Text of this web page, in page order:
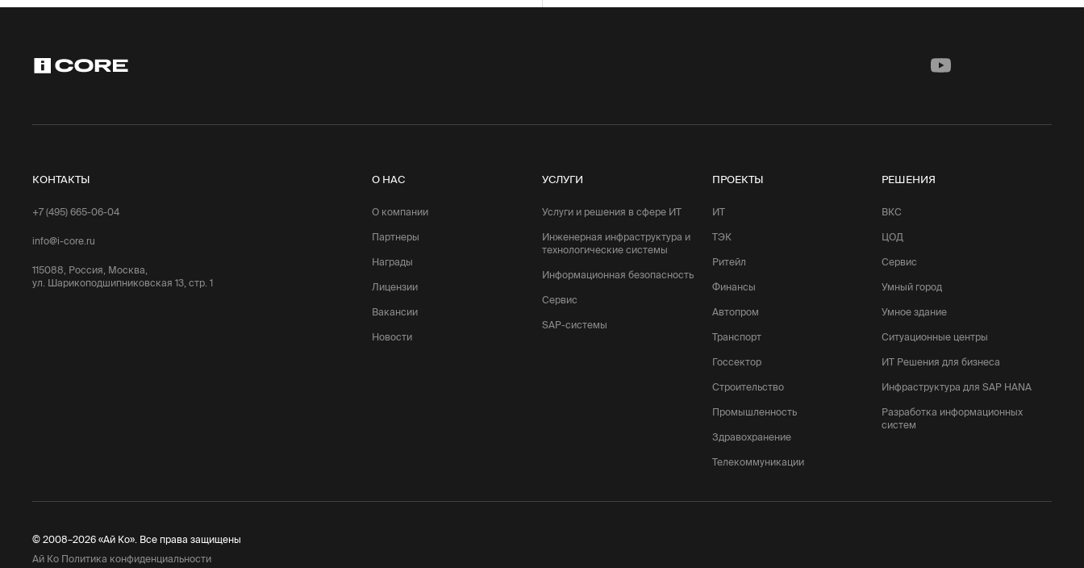
КОНТАКТЫ
+7 (495) 665-06-04
info@i-core.ru
115088, Россия, Москва,
ул. Шарикоподшипниковская 13, стр. 1
О НАС
О компании
Партнеры
Награды
Лицензии
Вакансии
Новости
УСЛУГИ
Услуги и решения в сфере ИТ
Инженерная инфраструктура и
технологические системы
Информационная безопасность
Сервис
SAP-системы
ПРОЕКТЫ
ИТ
ТЭК
Ритейл
Финансы
Автопром
Транспорт
Госсектор
Строительство
Промышленность
Здравохранение
Телекоммуникации
РЕШЕНИЯ
ВКС
ЦОД
Сервис
Умный город
Умное здание
Ситуационные центры
ИТ Решения для бизнеса
Инфраструктура для SAP HANA
Разработка информационных
систем
© 2008–2026 «Ай Ко». Все права защищены
Ай Ко Политика конфиденциальности